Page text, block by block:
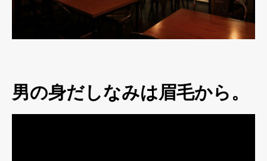
男の身だしなみは眉毛から。